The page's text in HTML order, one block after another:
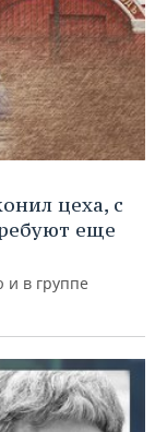
цеха, с
еще
и в группе